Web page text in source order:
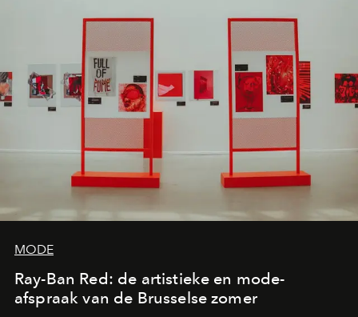
MODE
Ray-Ban Red: de artistieke en mode-
afspraak van de Brusselse zomer